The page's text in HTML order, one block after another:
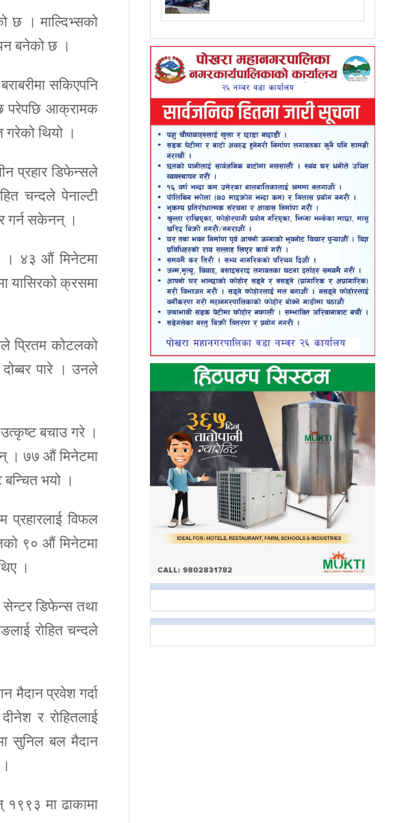
छ । माल्दिभ्सको
बनेको छ ।
सकिएपनि
परेपछि आक्रामक
थियो ।
प्रहार डिफेन्सले
चन्दले पेनाल्टी
गर्न सकेनन् ।
। ४३ औं मिनेटमा
यासिरको क्रसमा
प्रितम कोटलको
पारे । उनले
बचाउ गरे ।
। ७७ औं मिनेटमा
भयो ।
प्रहारलाई विफल
९० औं मिनेटमा
।
डिफेन्स तथा
रोहित चन्दले
मैदान प्रवेश गर्दा
र रोहितलाई
सुनिल बल मैदान
मा ढाकामा